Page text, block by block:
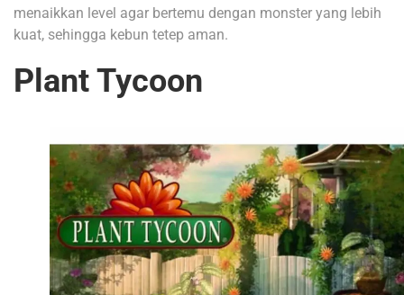
menaikkan level agar bertemu dengan monster yang lebih
kuat, sehingga kebun tetep aman.
Plant Tycoon